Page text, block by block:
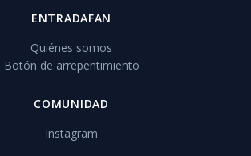
ENTRADAFAN
Quiénes somos
Botón de arrepentimiento
COMUNIDAD
Instagram